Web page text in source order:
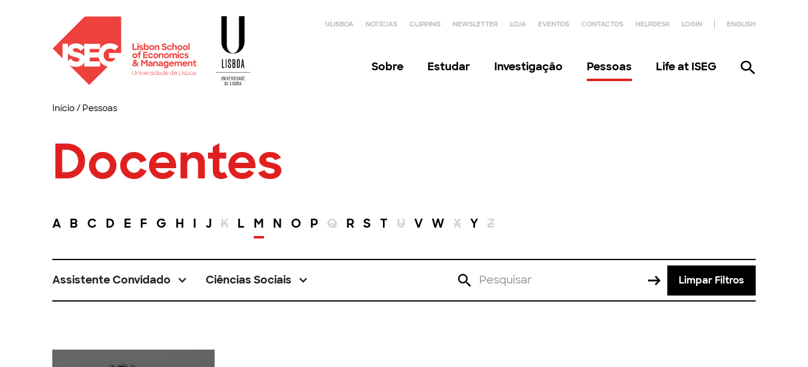
ULISBOA NOTÍCIAS CLIPPING NEWSLETTER LOJA EVENTOS CONTACTOS HELPDESK LOGIN ENGLISH
Sobre Estudar Investigação Pessoas Life at ISEG
Início/ Pessoas
Docentes
A B C D E F G H I J K L M N O P Q R S T U V W X Y Z
Assistente Convidado Ciências Sociais Limpar Filtros